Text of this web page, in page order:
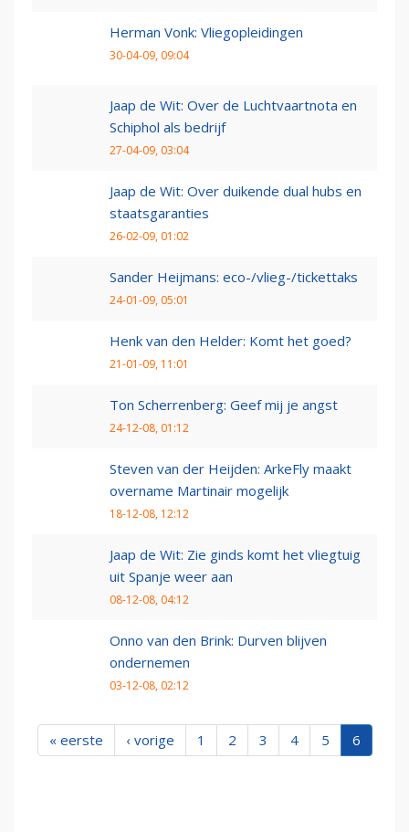
Herman Vonk: Vliegopleidingen
30-04-09, 09:04
Jaap de Wit: Over de Luchtvaartnota en
Schiphol als bedrijf
27-04-09, 03:04
Jaap de Wit: Over duikende dual hubs en
staatsgaranties
26-02-09, 01:02
Sander Heijmans: eco-/vlieg-/tickettaks
24-01-09, 05:01
Henk van den Helder: Komt het goed?
21-01-09, 11:01
Ton Scherrenberg: Geef mij je angst
24-12-08, 01:12
Steven van der Heijden: ArkeFly maakt
overname Martinair mogelijk
18-12-08, 12:12
Jaap de Wit: Zie ginds komt het vliegtuig
uit Spanje weer aan
08-12-08, 04:12
Onno van den Brink: Durven blijven
ondernemen
03-12-08, 02:12
« eerste ‹ vorige 1 2 3 4 5 6